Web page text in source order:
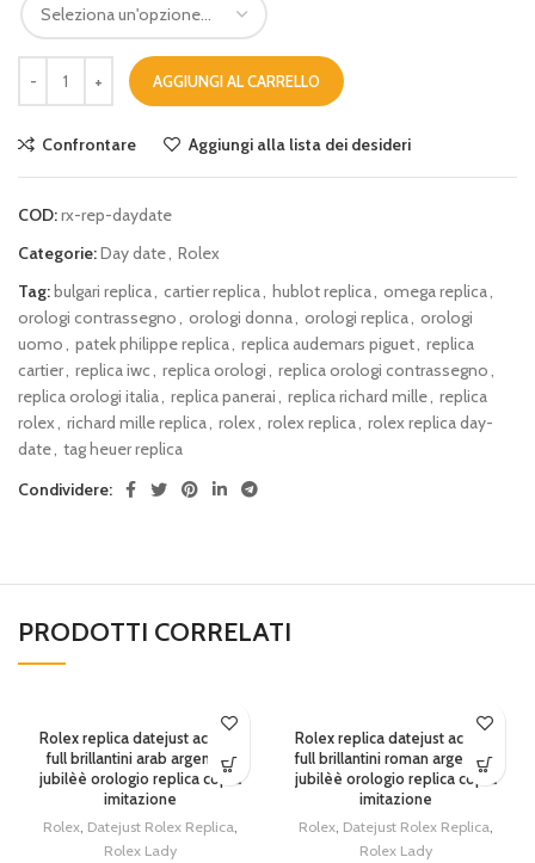
AGGIUNGI AL CARRELLO
Confrontare Aggiungi alla lista dei desideri
COD:rx-rep-daydate
Categorie:Day date, Rolex
Tag:bulgari replica, cartier replica, hublot replica, omega replica,
orologi contrassegno, orologi donna, orologi replica, orologi
uomo, patek philippe replica, replica audemars piguet, replica
cartier, replica iwc, replica orologi, replica orologi contrassegno,
replica orologi italia, replica panerai, replica richard mille, replica
rolex, richard mille replica, rolex, rolex replica, rolex replica day-
date, tag heuer replica
Condividere:
PRODOTTI CORRELATI
Rolex replica datejust acciaio
full brillantini arab argentèè
jubilèè orologio replica copia
imitazione
Rolex, Datejust Rolex Replica,
Rolex Lady
Rolex replica datejust acciaio
full brillantini roman argentèè
jubilèè orologio replica copia
imitazione
Rolex, Datejust Rolex Replica,
Rolex Lady